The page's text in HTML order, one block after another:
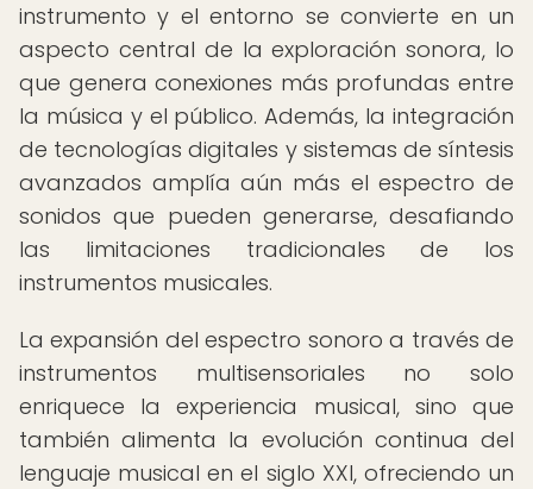
instrumento y el entorno se convierte en un
aspecto central de la exploración sonora, lo
que genera conexiones más profundas entre
la música y el público. Además, la integración
de tecnologías digitales y sistemas de síntesis
avanzados amplía aún más el espectro de
sonidos que pueden generarse, desafiando
las limitaciones tradicionales de los
instrumentos musicales.
La expansión del espectro sonoro a través de
instrumentos multisensoriales no solo
enriquece la experiencia musical, sino que
también alimenta la evolución continua del
lenguaje musical en el siglo XXI, ofreciendo un